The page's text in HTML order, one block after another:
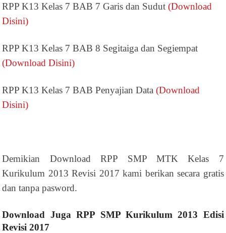
RPP K13 Kelas 7 BAB 7 Garis dan Sudut(Download
Disini)
RPP K13 Kelas 7 BAB 8 Segitaiga dan Segiempat
(Download Disini)
RPP K13 Kelas 7 BAB Penyajian Data(Download
Disini)
Demikian Download RPP SMP MTK Kelas 7
Kurikulum 2013 Revisi 2017 kami berikan secara gratis
dan tanpa pasword.
Download Juga RPP SMP Kurikulum 2013 Edisi
Revisi 2017